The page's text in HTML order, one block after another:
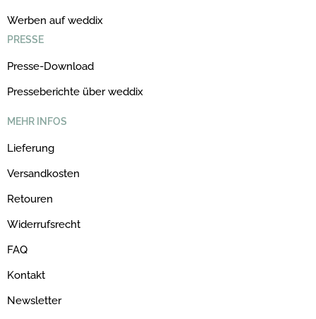
Werben auf weddix
PRESSE
Presse-Download
Presseberichte über weddix
MEHR INFOS
Lieferung
Versandkosten
Retouren
Widerrufsrecht
FAQ
Kontakt
Newsletter